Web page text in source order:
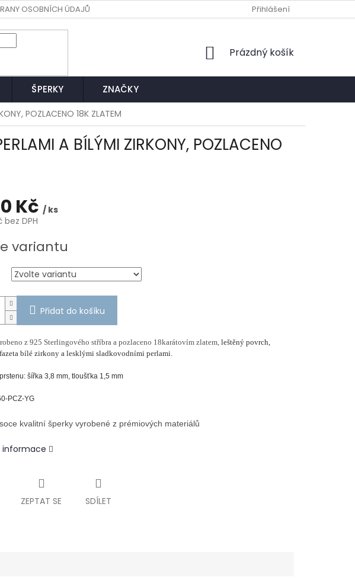
OSOBNÍCH ÚDAJŮ EXPEDIČNÍ A KONTAKTNÍ MÍSTO
Přihlášení
NÁKUPNÍ
Prázdný košík
ŠPERKY ZNAČKY
POZLACENO 18K ZLATEM
A BÍLÝMI ZIRKONY, POZLACENO
Kč / ks
bez DPH
variantu
Přidat do košíku
z 925 Sterlingového stříbra a pozlaceno 18karátovím zlatem, leštěný povrch,
bílé zirkony a lesklými sladkovodními perlami.
šířka 3,8 mm, tloušťka 1,5 mm
PCZ-YG
kvalitní šperky vyrobené z prémiových materiálů
informace
ZEPTAT SE SDÍLET